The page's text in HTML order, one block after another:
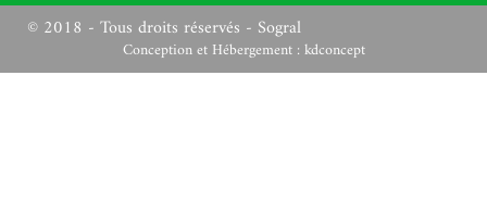
© 2018 - Tous droits réservés - Sogral
Conception et Hébergement : kdconcept